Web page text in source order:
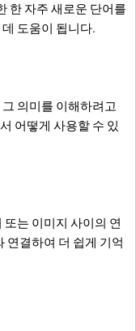
한 자주 새로운 단어를
도움이 됩니다.
의미를 이해하려고
어떻게 사용할 수 있
는 이미지 사이의 연
연결하여 더 쉽게 기억